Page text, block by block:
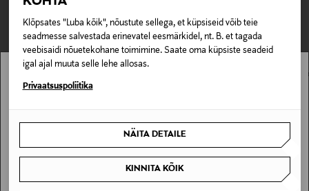
Klõpsates "Luba kõik", nõustute sellega, et küpsiseid võib teie
seadmesse salvestada erinevatel eesmärkidel, nt. B. et tagada
veebisaidi nõuetekohane toimimine. Saate oma küpsiste seadeid
igal ajal muuta selle lehe allosas.
Privaatsuspoliitika
NÄITA DETAILE
KINNITA KÕIK
Materjal
100% puuvill
Hooldusjuhendid
Masinpesu vastavalt toote hooldusjuhistele
Tarnimine pakiautomaati või postkontorisse
0,00 € – 4,90 €
TEISED KLIENDID
VAATASID KA
Stockmann pole Sinu riigis saadaval.
SAAN ARU